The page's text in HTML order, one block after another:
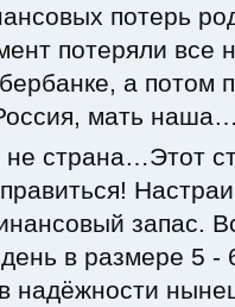
потерь
потеряли все
а потом
мать
не страна…Этот
запас.
в размере 5 -
надёжности